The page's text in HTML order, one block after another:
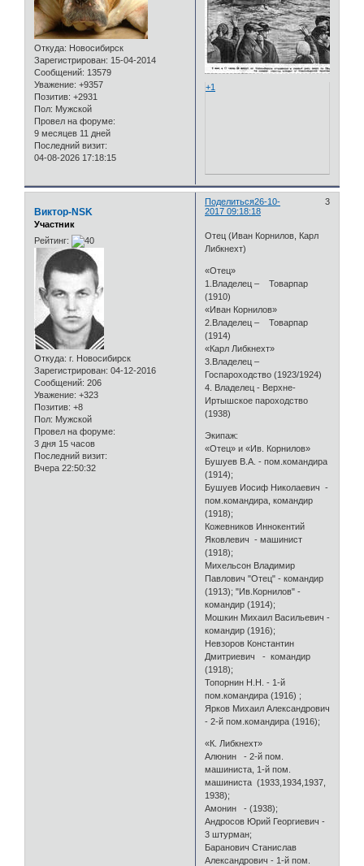
Откуда: Новосибирск
Зарегистрирован: 15-04-2014
Сообщений: 13579
Уважение: +9357
Позитив: +2931
Пол: Мужской
Провел на форуме:
9 месяцев 11 дней
Последний визит:
04-08-2026 17:18:15
+1
Поделиться 3
26-10-
2017 09:18:18
Виктор-NSK
Участник
Рейтинг:
Откуда: г. Новосибирск
Зарегистрирован: 04-12-2016
Сообщений: 206
Уважение: +323
Позитив: +8
Пол: Мужской
Провел на форуме:
3 дня 15 часов
Последний визит:
Вчера 22:50:32
Отец (Иван Корнилов, Карл
Либкнехт)
«Отец»
1.Владелец – Товарпар
(1910)
«Иван Корнилов»
2.Владелец – Товарпар
(1914)
«Карл Либкнехт»
3.Владелец –
Госпароходство (1923/1924)
4. Владелец - Верхне-
Иртышское пароходство
(1938)
Экипаж:
«Отец» и «Ив. Корнилов»
Бушуев В.А. - пом.командира
(1914);
Бушуев Иосиф Николаевич -
пом.командира, командир
(1918);
Кожевников Иннокентий
Яковлевич - машинист
(1918);
Михельсон Владимир
Павлович "Отец" - командир
(1913); "Ив.Корнилов" -
командир (1914);
Мошкин Михаил Васильевич -
командир (1916);
Невзоров Константин
Дмитриевич - командир
(1918);
Топорнин Н.Н. - 1-й
пом.командира (1916) ;
Ярков Михаил Александрович
- 2-й пом.командира (1916);
«К. Либкнехт»
Алюнин - 2-й пом.
машиниста, 1-й пом.
машиниста (1933,1934,1937,
1938);
Амонин - (1938);
Андросов Юрий Георгиевич -
3 штурман;
Баранович Станислав
Александрович - 1-й пом.